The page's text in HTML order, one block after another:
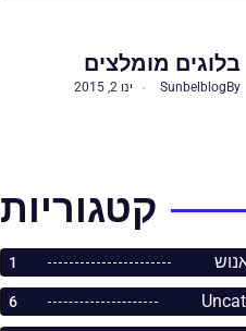
בלוגים מומלצים
By
Sunbelblog ינו 2, 2015
קטגוריות
1
6